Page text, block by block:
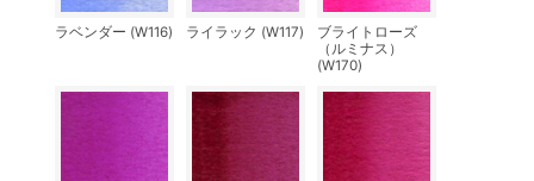
ラベンダー (W116) ライラック (W117)
ブライトローズ
（ルミナス）
(W170)